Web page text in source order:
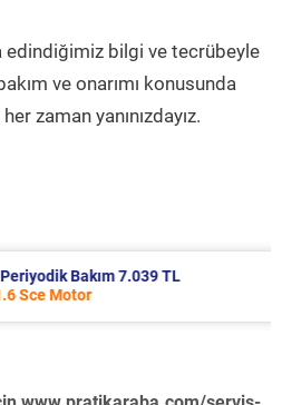
edindiğimiz bilgi ve tecrübeyle
ve onarımı konusunda
zaman yanınızdayız.
Bakım 7.039 TL
Motor